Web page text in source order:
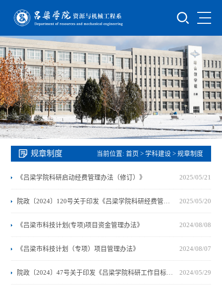
规章制度 当前位置: 首页 > 学科建设> 规章制度
《吕梁学院科研启动经费管理办法（修订）》 2025/05/21
2025/05/20
《吕梁市科技计划(专项)项目资金管理办法》 2024/08/08
《吕梁市科技计划（专项）项目管理办法》 2024/08/07
2024/05/29